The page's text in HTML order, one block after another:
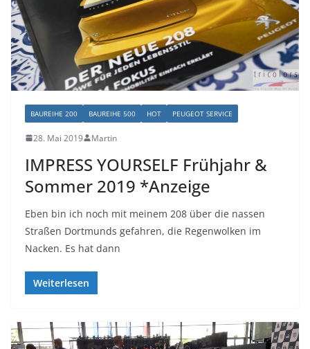
BAUREIHE 200 BAUREIHE 500 HOT PEUGEOT SERVICE
28. Mai 2019 Martin
IMPRESS YOURSELF Frühjahr &
Sommer 2019 *Anzeige
Eben bin ich noch mit meinem 208 über die nassen
Straßen Dortmunds gefahren, die Regenwolken im
Nacken. Es hat dann
Weiterlesen